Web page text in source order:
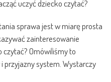
uczyć dziecko czytać?
sprawa jest w miarę prosta
zainteresowanie
Omówiliśmy to
przyjazny system. Wystarczy